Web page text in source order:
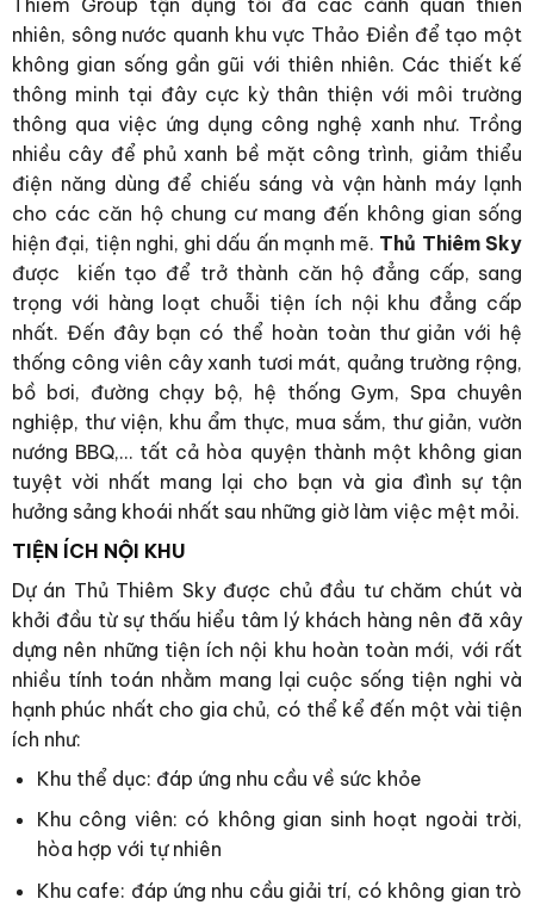
nhiên, sông nước quanh khu vực Thảo Điền để tạo một
không gian sống gần gũi với thiên nhiên. Các thiết kế
thông minh tại đây cực kỳ thân thiện với môi trường
thông qua việc ứng dụng công nghệ xanh như. Trồng
nhiều cây để phủ xanh bề mặt công trình, giảm thiểu
điện năng dùng để chiếu sáng và vận hành máy lạnh
cho các căn hộ chung cư mang đến không gian sống
hiện đại, tiện nghi, ghi dấu ấn mạnh mẽ. Thủ Thiêm Sky
được kiến tạo để trở thành căn hộ đẳng cấp, sang
trọng với hàng loạt chuỗi tiện ích nội khu đẳng cấp
nhất. Đến đây bạn có thể hoàn toàn thư giản với hệ
thống công viên cây xanh tươi mát, quảng trường rộng,
bồ bơi, đường chạy bộ, hệ thống Gym, Spa chuyên
nghiệp, thư viện, khu ẩm thực, mua sắm, thư giản, vườn
nướng BBQ,… tất cả hòa quyện thành một không gian
tuyệt vời nhất mang lại cho bạn và gia đình sự tận
hưởng sảng khoái nhất sau những giờ làm việc mệt mỏi.
TIỆN ÍCH NỘI KHU
Dự án Thủ Thiêm Sky được chủ đầu tư chăm chút và
khởi đầu từ sự thấu hiểu tâm lý khách hàng nên đã xây
dựng nên những tiện ích nội khu hoàn toàn mới, với rất
nhiều tính toán nhằm mang lại cuộc sống tiện nghi và
hạnh phúc nhất cho gia chủ, có thể kể đến một vài tiện
ích như:
Khu thể dục: đáp ứng nhu cầu về sức khỏe
Khu công viên: có không gian sinh hoạt ngoài trời,
hòa hợp với tự nhiên
Khu cafe: đáp ứng nhu cầu giải trí, có không gian trò